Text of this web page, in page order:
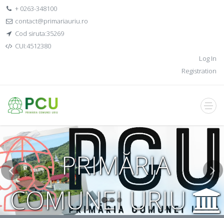
+ 0263-348100
contact@primariauriu.ro
Cod siruta:35269
CUI:4512380
Log In
Registration
PRIMĂRIA
COMUNEI URIU